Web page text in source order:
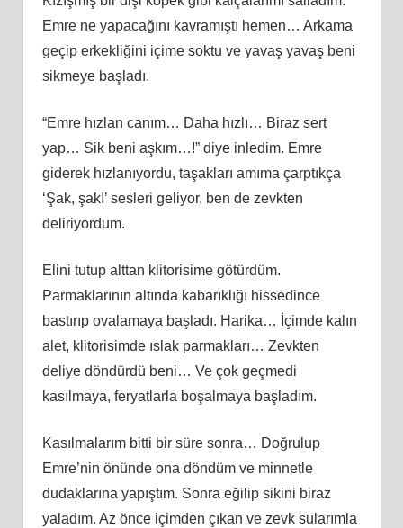
Emre ne yapacağını kavramıştı hemen… Arkama
geçip erkekliğini içime soktu ve yavaş yavaş beni
sikmeye başladı.
“Emre hızlan canım… Daha hızlı… Biraz sert
yap… Sik beni aşkım…!” diye inledim. Emre
giderek hızlanıyordu, taşakları amıma çarptıkça
‘Şak, şak!’ sesleri geliyor, ben de zevkten
deliriyordum.
Elini tutup alttan klitorisime götürdüm.
Parmaklarının altında kabarıklığı hissedince
bastırıp ovalamaya başladı. Harika… İçimde kalın
alet, klitorisimde ıslak parmakları… Zevkten
deliye döndürdü beni… Ve çok geçmedi
kasılmaya, feryatlarla boşalmaya başladım.
Kasılmalarım bitti bir süre sonra… Doğrulup
Emre’nin önünde ona döndüm ve minnetle
dudaklarına yapıştım. Sonra eğilip sikini biraz
yaladım. Az önce içimden çıkan ve zevk sularımla